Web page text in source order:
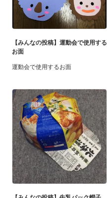
【みんなの投稿】運動会で使用する
お面
運動会で使用するお面